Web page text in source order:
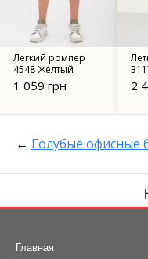
Легкий ромпер
4548 Желтый
1 059 грн 2
← Голубые офисные
Главная